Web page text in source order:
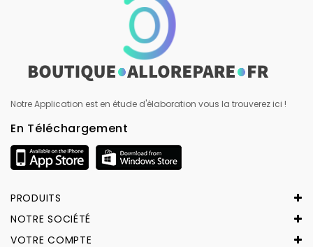
Notre Application est en étude d'élaboration vous la trouverez ici !
En Téléchargement
PRODUITS
NOTRE SOCIÉTÉ
VOTRE COMPTE